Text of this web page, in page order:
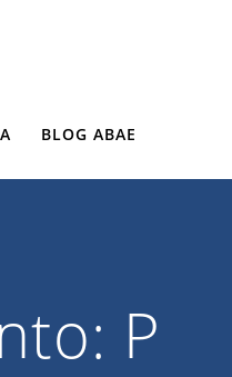
BLOG ABAE
P